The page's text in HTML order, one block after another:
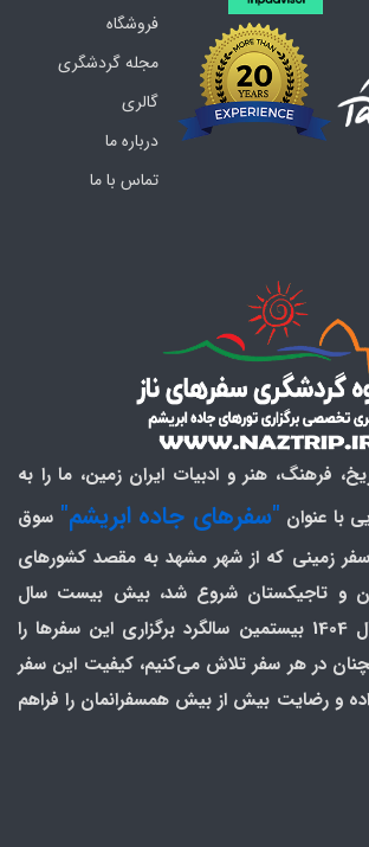
فروشگاه
مجله گردشگری
گالری
درباره ما
تماس با ما
فرهنگ، هنر و ادبیات ایران زمین، ما را به
با عنوان "سفرهای جاده ابریشم" سوق
سفر زمینی که از شهر مشهد به مقصد کشورهای
و تاجیکستان شروع شد، بیش بیست سال
گذشته است. در سال 1404 بیستمین سالگرد برگزاری این سفرها را
در هر سفر تلاش می‌کنیم، کیفیت این سفر
و رضایت بیش از بیش همسفرانمان را فراهم